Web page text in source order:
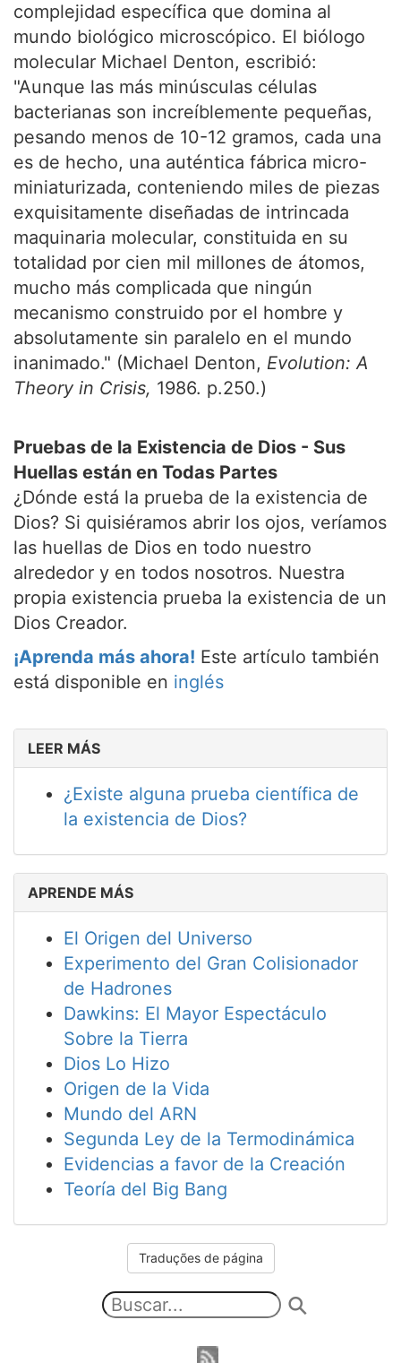
complejidad específica que domina al
mundo biológico microscópico. El biólogo
molecular Michael Denton, escribió:
"Aunque las más minúsculas células
bacterianas son increíblemente pequeñas,
pesando menos de 10-12 gramos, cada una
es de hecho, una auténtica fábrica micro-
miniaturizada, conteniendo miles de piezas
exquisitamente diseñadas de intrincada
maquinaria molecular, constituida en su
totalidad por cien mil millones de átomos,
mucho más complicada que ningún
mecanismo construido por el hombre y
absolutamente sin paralelo en el mundo
inanimado." (Michael Denton, Evolution: A
Theory in Crisis, 1986. p.250.)
Pruebas de la Existencia de Dios - Sus
Huellas están en Todas Partes
¿Dónde está la prueba de la existencia de
Dios? Si quisiéramos abrir los ojos, veríamos
las huellas de Dios en todo nuestro
alrededor y en todos nosotros. Nuestra
propia existencia prueba la existencia de un
Dios Creador.
¡Aprenda más ahora! Este artículo también
está disponible en inglés
LEER MÁS
¿Existe alguna prueba científica de
la existencia de Dios?
APRENDE MÁS
El Origen del Universo
Experimento del Gran Colisionador
de Hadrones
Dawkins: El Mayor Espectáculo
Sobre la Tierra
Dios Lo Hizo
Origen de la Vida
Mundo del ARN
Segunda Ley de la Termodinámica
Evidencias a favor de la Creación
Teoría del Big Bang
Traduções de página